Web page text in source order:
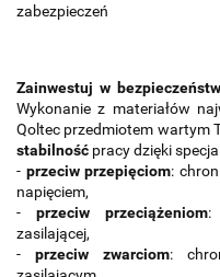
zabezpieczeń
Zainwestuj w
Wykonanie z materiałów
Qoltec przedmiotem wartym
stabilność pracy dzięki
- przeciw przepięciom:
napięciem,
-przeciw przeciążeniom:
zasilającej,
-przeciw zwarciom: